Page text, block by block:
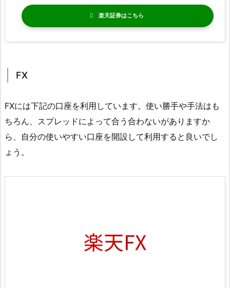
楽天証券
FX
FXには下記の口座を利用しています。使い勝手や手法はも
ちろん、スプレッドによって合う合わないがありますか
ら、自分の使いやすい口座を開設して利用すると良いでし
ょう。